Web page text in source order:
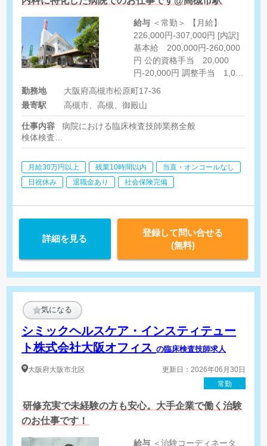
給与
226,000円-307,000円 [内訳]
基本給 200,000円-260,000
円 公的資格手当 20,000
円-20,000円 調整手当 1,000
円-20,000円 その他手当
5,000円-7,000円 [その他手当]
住宅手当（規定による） 家族
手当支給（規定による） 職員
勤＞ 【時給】1,500円-2,000
円
勤務地
大阪府高槻市松原町17-36
最寄駅
高槻市、高槻、御殿山
仕事内容
病院における臨床検査技師業務全般
検体検査
月給30万円以上 残業10時間以内
当直・オンコールなし
日祝休み
退職金あり 社会保険完備
詳細を見る
登録して問い合せる
(無料)
気になる
シミックヘルスケア・インスティテュー
ト株式会社大阪オフィスの臨床検査技師求人
大阪府大阪市北区
更新日：2026年06月30日
常勤
研修充実で未経験の方も安心。大手企業で働く治験
のお仕事です！
給与